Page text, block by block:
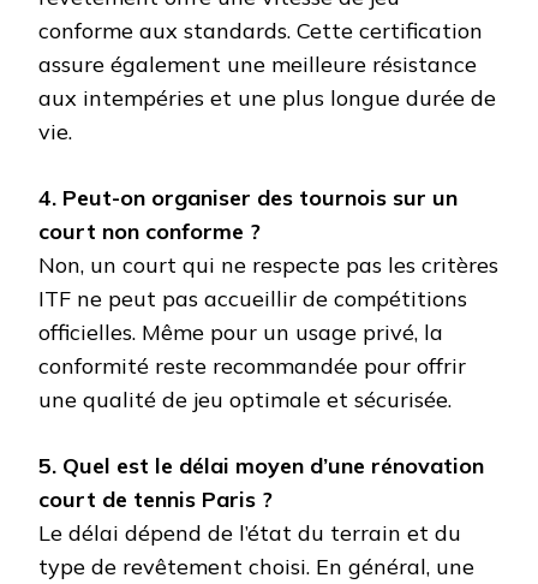
conforme aux standards. Cette certification
assure également une meilleure résistance
aux intempéries et une plus longue durée de
vie.
4. Peut-on organiser des tournois sur un
court non conforme ?
Non, un court qui ne respecte pas les critères
ITF ne peut pas accueillir de compétitions
officielles. Même pour un usage privé, la
conformité reste recommandée pour offrir
une qualité de jeu optimale et sécurisée.
5. Quel est le délai moyen d’une rénovation
court de tennis Paris ?
Le délai dépend de l’état du terrain et du
type de revêtement choisi. En général, une